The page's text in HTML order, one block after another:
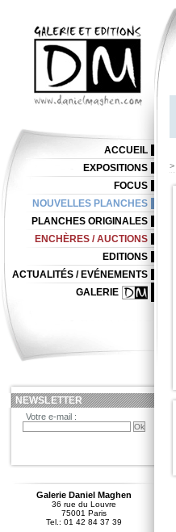
>
ACCUEIL
EXPOSITIONS
FOCUS
NOUVELLES PLANCHES
PLANCHES ORIGINALES
ENCHÈRES / AUCTIONS
EDITIONS
ACTUALITÉS / EVÉNEMENTS
GALERIE
NEWSLETTER
Votre e-mail :
Galerie Daniel Maghen
36 rue du Louvre
75001 Paris
Tel.: 01 42 84 37 39